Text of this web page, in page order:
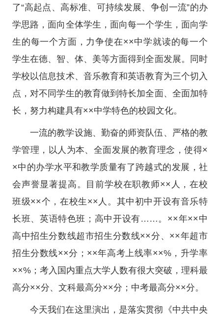
了“高起点、高标准、可持续发展、争创一流”的办
学思路，面向全体学生，面向每一个学生，面向学
生的每一个方面，力争使在××中学就读的每一个
学生在德、智、体、美等方面得到全面发展。同时
学校以信息技术、音乐教育和英语教育为三个切入
点，对不同学生的教育做到特长加全面、全面加特
长，努力构建具有××中学特色的校园文化。
一流的教学设施、勤奋的师资队伍、严格的教
学管理，以人为本、全面发展的教育理念，使得×
×中的办学水平和教学质量有了跨越式的发展，社
会声誉显著提高。目前学校在职教师××人，在校
班级××个，在校生××人。其中初中开设有音乐特
长班、英语特色班；高中开设有……。××年××中
高中招生分数线超市招生分数线××分、××年超市
招生分数线××分；××年高考上线率××%，升学率
××%；考入国内重点大学人数有很大突破，理科最
高分××分、文科最高分××分；中考最高分××分。
今天我们在这里演出，是落实贯彻《中共中央